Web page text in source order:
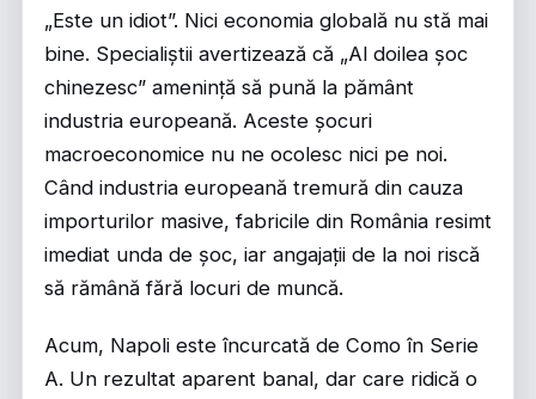
„Este un idiot”. Nici economia globală nu stă mai
bine. Specialiștii avertizează că „Al doilea șoc
chinezesc” amenință să pună la pământ
industria europeană. Aceste șocuri
macroeconomice nu ne ocolesc nici pe noi.
Când industria europeană tremură din cauza
importurilor masive, fabricile din România resimt
imediat unda de șoc, iar angajații de la noi riscă
să rămână fără locuri de muncă.
Acum, Napoli este încurcată de Como în Serie
A. Un rezultat aparent banal, dar care ridică o